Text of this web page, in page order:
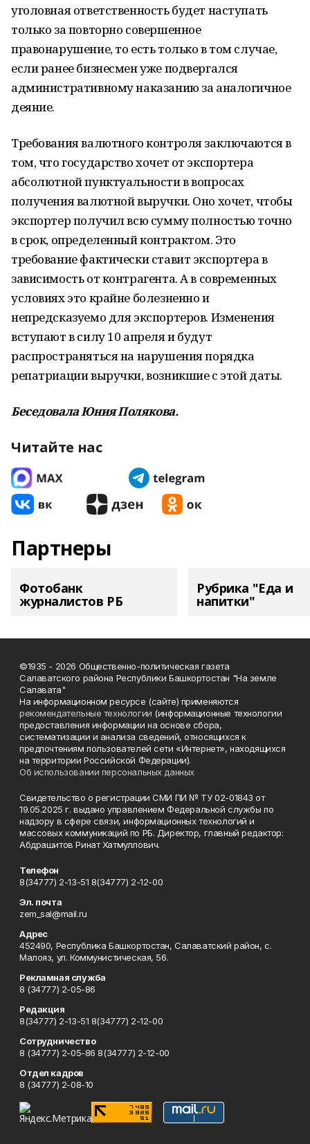
уголовная ответственность будет наступать
только за повторно совершенное
правонарушение, то есть только в том случае,
если ранее бизнесмен уже подвергался
административному наказанию за аналогичное
деяние.
Требования валютного контроля заключаются в
том, что государство хочет от экспортера
абсолютной пунктуальности в вопросах
получения валютной выручки. Оно хочет, чтобы
экспортер получил всю сумму полностью точно
в срок, определенный контрактом. Это
требование фактически ставит экспортера в
зависимость от контрагента. А в современных
условиях это крайне болезненно и
непредсказуемо для экспортеров. Изменения
вступают в силу 10 апреля и будут
распространяться на нарушения порядка
репатриации выручки, возникшие с этой даты.
Беседовала Юния Полякова.
Читайте нас
Партнеры
Фотобанк
журналистов РБ
Рубрика "Еда и
напитки"
©1935 - 2026 Общественно-политическая газета
Салаватского района Республики Башкортостан "На земле
Салавата"
На информационном ресурсе (сайте) применяются
рекомендательные технологии (информационные технологии
предоставления информации на основе сбора,
систематизации и анализа сведений, относящихся к
предпочтениям пользователей сети «Интернет», находящихся
на территории Российской Федерации).
Об использовании персональных данных
Свидетельство о регистрации СМИ ПИ № ТУ 02-01843 от
19.05.2025 г. выдано управлением Федеральной службы по
надзору в сфере связи, информационных технологий и
массовых коммуникаций по РБ. Директор, главный редактор:
Абдрашитов Ринат Хатмуллович.
Телефон
8(34777) 2-13-51 8(34777) 2-12-00
Эл. почта
zem_sal@mail.ru
Адрес
452490, Республика Башкортостан, Салаватский район, с.
Малояз, ул. Коммунистическая, 56.
Рекламная служба
8 (34777) 2-05-86
Редакция
8(34777) 2-13-51 8(34777) 2-12-00
Сотрудничество
8 (34777) 2-05-86 8(34777) 2-12-00
Отдел кадров
8 (34777) 2-08-10